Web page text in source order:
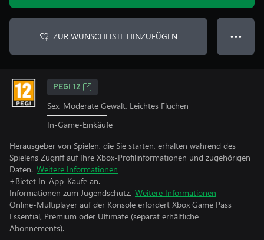
ZUR WUNSCHLISTE HINZUFÜGEN ● ● ●
PEGI 12
Sex, Moderate Gewalt, Leichtes Fluchen
In-Game-Einkäufe
Herausgeber von Spielen, die Sie starten, erhalten während des
Spielens Zugriff auf Ihre Xbox-Profilinformationen und zugehörigen
Daten. Weitere Informationen
+Bietet In-App-Käufe an.
Informationen zum Jugendschutz. Weitere Informationen
Online-Multiplayer auf der Konsole erfordert Xbox Game Pass
Essential, Premium oder Ultimate (separat erhältliche
Abonnements).